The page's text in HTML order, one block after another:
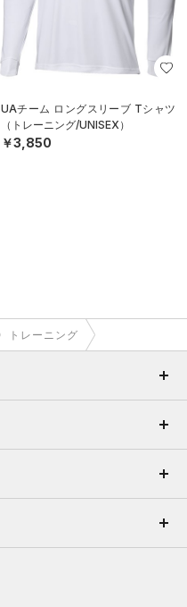
UAチーム ロングスリーブ Tシャツ
（トレーニング/UNISEX）
￥3,850
トレーニング